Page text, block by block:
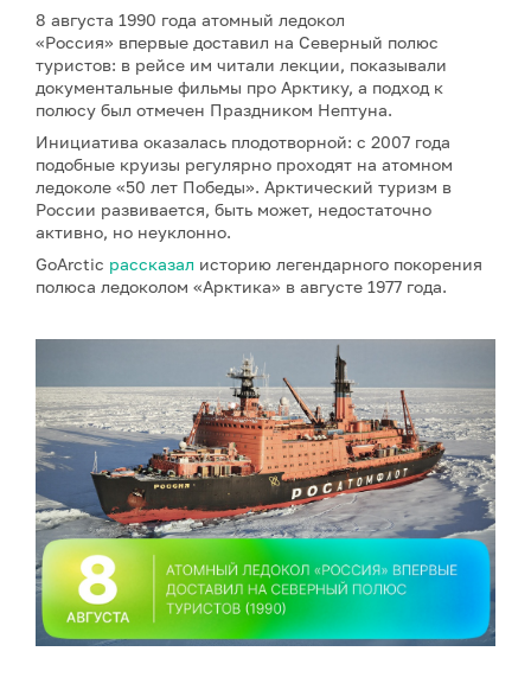
8 августа 1990 года атомный ледокол
«Россия» впервые доставил на Северный полюс
туристов: в рейсе им читали лекции, показывали
документальные фильмы про Арктику, а подход к
полюсу был отмечен Праздником Нептуна.
Инициатива оказалась плодотворной: с 2007 года
подобные круизы регулярно проходят на атомном
ледоколе «50 лет Победы». Арктический туризм в
России развивается, быть может, недостаточно
активно, но неуклонно.
GoArctic рассказал историю легендарного покорения
полюса ледоколом «Арктика» в августе 1977 года.